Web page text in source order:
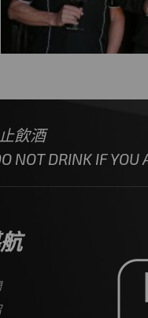
飲酒
NOT DRINK IF YOU